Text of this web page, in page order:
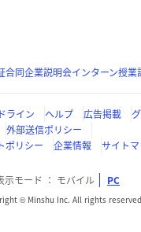
合同企業説明会インターン授業
ライン ヘルプ 広告掲載
外部送信ポリシー
ポリシー
企業情報 サイト
示モード モバイル PC
© Minshu Inc. All rights